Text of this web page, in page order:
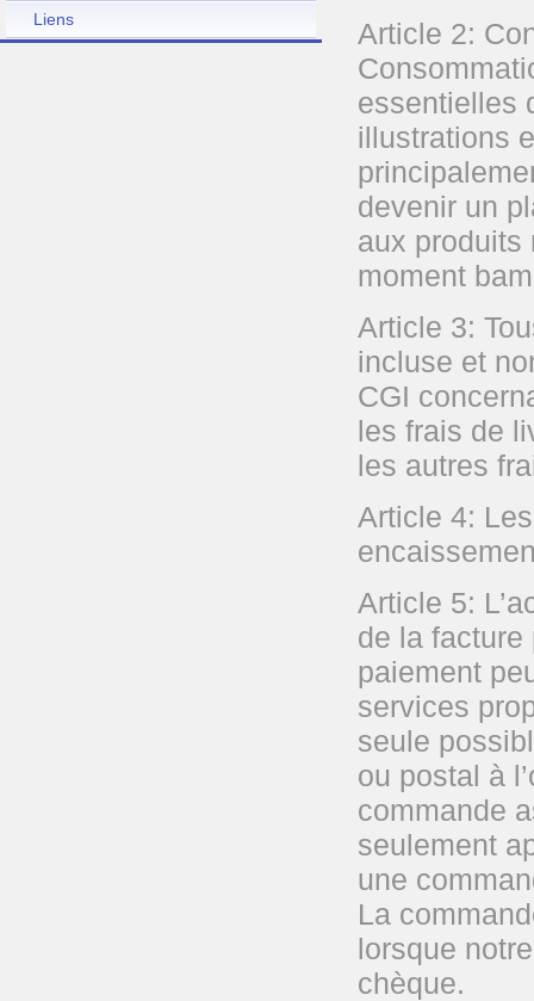
Liens
Article 2:
essentielles
illustrations
devenir un
aux produits
moment
Article 3:
incluse et
CGI
les frais de
les autres
Article 4:
Article 5:
de la
paiement
services
seule
ou postal à
commande
seulement
une
La
lorsque
chèque.